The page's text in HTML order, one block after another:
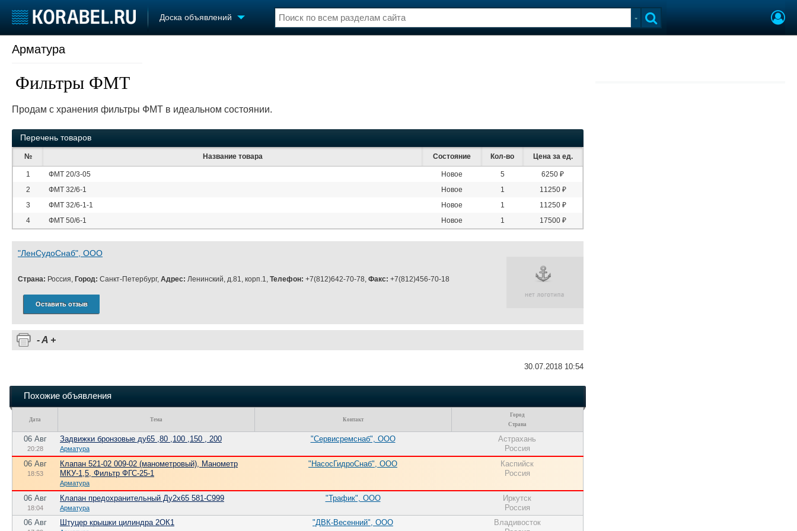
Доска объявлений
Судостроение
Новости
Репутация
Крюинг
Журнал
Реклама
Продажа флота
Изделия
Арматура
Фильтры ФМТ
Продам с хранения фильтры ФМТ в идеальном состоянии.
Перечень товаров
№ Название товара Состояние Кол-во Цена за ед.
1 ФМТ 20/3-05 Новое 5
6250 ₽
2
ФМТ 32/6-1 Новое 1
11250 ₽
3
ФМТ 32/6-1-1 Новое 1
11250 ₽
4
ФМТ 50/6-1 Новое 1 17500 ₽
"ЛенСудоСнаб", ООО
Страна: Россия, Город: Санкт-Петербург, Адрес: Ленинский, д.81, корп.1, Телефон: +7(812)642-70-78, Факс: +7(812)456-70-18
Оставить отзыв
-A +
30.07.2018 10:54
Похожие объявления
Дата Тема Контакт
Город
Страна
06 Авг
20:28
Задвижки бронзовые ду65 ,80 ,100 ,150 , 200
Арматура
"Сервисремснаб", ООО
Астрахань
Россия
06 Авг
18:53
Клапан 521-02 009-02 (манометровый), Манометр
МКУ-1,5, Фильтр ФГС-25-1
Арматура
"НасосГидроСнаб", ООО
Каспийск
Россия
06 Авг
18:04
Клапан предохранительный Ду2х65 581-С999
Арматура
"Трафик", ООО
Иркутск
Россия
06 Авг
Штуцер крышки цилиндра 2ОК1 "ДВК-Весенний", ООО
Владивосток